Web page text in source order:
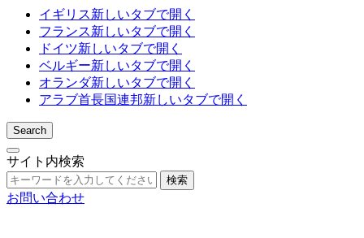
イギリス新しいタブで開く
フランス新しいタブで開く
ドイツ新しいタブで開く
ベルギー新しいタブで開く
オランダ新しいタブで開く
アラブ首長国連邦新しいタブで開く
Search
サイト内検索
検索
お問い合わせ